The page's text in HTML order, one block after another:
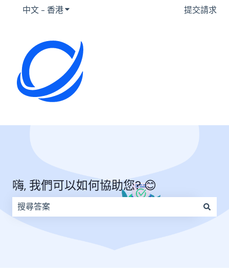
中文 - 香港顯示要翻譯的子選單 提交請求
嗨, 我們可以如何協助您? 😊
因為搜尋欄位空白，因此沒有建議。